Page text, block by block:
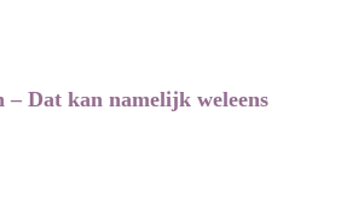
– Dat kan namelijk weleens